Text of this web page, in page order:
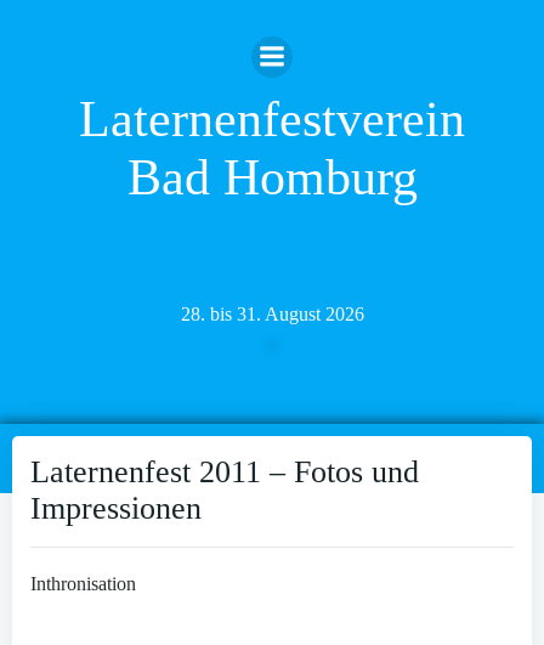
Inhalt
springen
Laternenfestverein
Bad Homburg
28. bis 31. August 2026
Laternenfest 2011 – Fotos und
Impressionen
Inthronisation